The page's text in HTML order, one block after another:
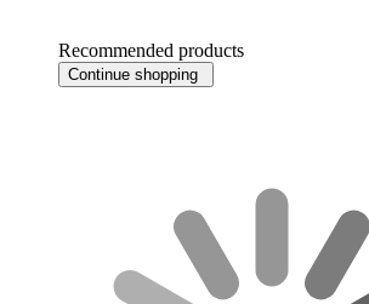
Recommended products
Continue shopping